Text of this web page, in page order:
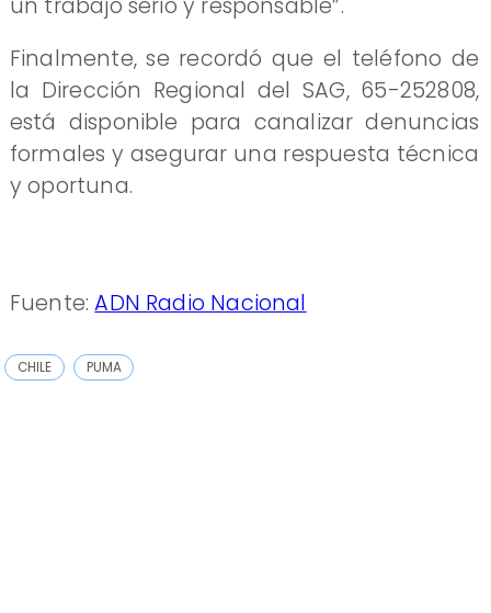
un trabajo serio y responsable”.
Finalmente, se recordó que el teléfono de
la Dirección Regional del SAG, 65-252808,
está disponible para canalizar denuncias
formales y asegurar una respuesta técnica
y oportuna.
Fuente:ADN Radio Nacional
CHILE PUMA